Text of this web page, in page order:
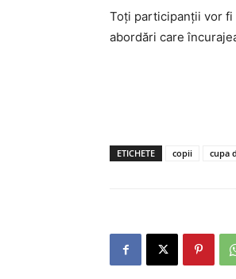
Toți participanții vor fi
abordări care
ETICHETE copii cupa